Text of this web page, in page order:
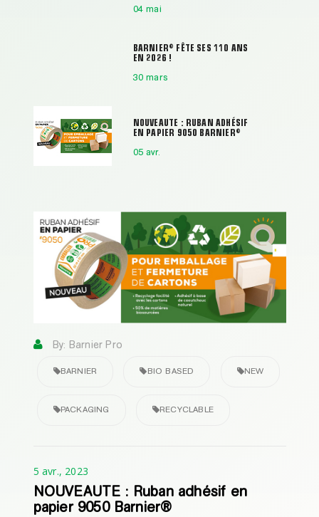
04 mai
BARNIER® FÊTE SES 110 ANS
EN 2026 !
30 mars
NOUVEAUTE : RUBAN ADHÉSIF
EN PAPIER 9050 BARNIER®
05 avr.
By: Barnier Pro
BARNIER BIO BASED NEW
PACKAGING RECYCLABLE
5 avr., 2023
NOUVEAUTE : Ruban adhésif en
papier 9050 Barnier®